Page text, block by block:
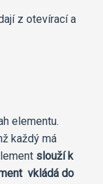
z otevírací a
elementu.
každý má
slouží k
vkládá do